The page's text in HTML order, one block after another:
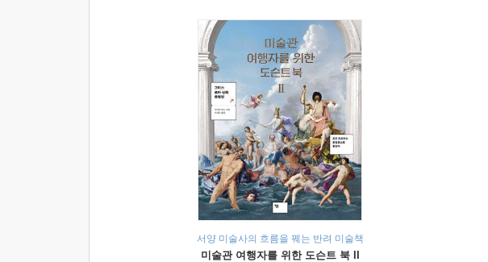
서양 미술사의 흐름을 꿰는 반려 미술책
미술관 여행자를 위한 도슨트 북 II